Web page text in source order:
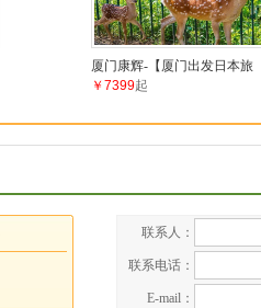
厦门康辉-【厦门出发日本旅
￥7399起
联系人：
联系电话：
E-mail：